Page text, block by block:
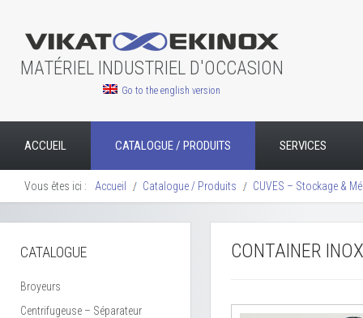
MATÉRIEL INDUSTRIEL D'OCCASION
ACCUEIL CATALOGUE / PRODUITS SERVICES
Go to the english version
Vous êtes ici : Accueil Catalogue / Produits CUVES – Stockage &
CATALOGUE
Broyeurs
Centrifugeuse – Séparateur
CONTAINER